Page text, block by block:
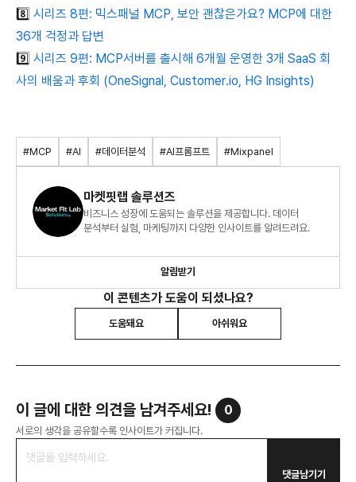
8️⃣ 시리즈 8편: 믹스패널 MCP, 보안 괜찮은가요? MCP에 대한
36개 걱정과 답변
9️⃣ 시리즈 9편: MCP서버를 출시해 6개월 운영한 3개 SaaS 회
사의 배움과 후회 (OneSignal, Customer.io, HG Insights)
#MCP #AI #데이터분석 #AI프롬프트 #Mixpanel
마켓핏랩 솔루션즈
비즈니스 성장에 도움되는 솔루션을 제공합니다. 데이터
분석부터 실험, 마케팅까지 다양한 인사이트를 알려드려요.
알림받기
이 콘텐츠가 도움이 되셨나요?
도움돼요 아쉬워요
이 글에 대한 의견을 남겨주세요! 0
서로의 생각을 공유할수록 인사이트가 커집니다.
댓글남기기